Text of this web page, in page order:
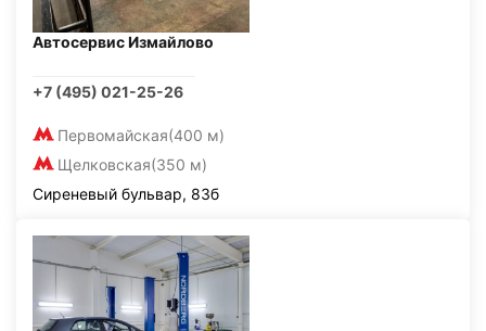
Автосервис Измайлово
+7 (495) 021-25-26
Первомайская(400 м)
Щелковская(350 м)
Сиреневый бульвар, 83б